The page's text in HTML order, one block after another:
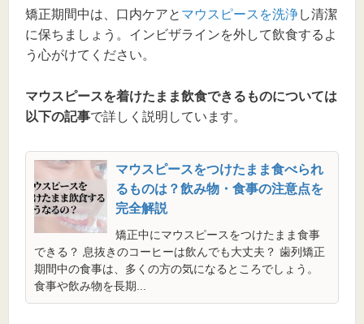
矯正期間中は、口内ケアと マウスピースを洗浄し清潔
に保ちましょう。インビザラインを外して飲食するよ
う心がけてください。
マウスピースを着けたまま飲食できるものについては
以下の記事で詳しく説明しています。
マウスピースをつけたまま食べられ
るものは？飲み物・食事の注意点を
完全解説
矯正中にマウスピースをつけたまま食事
できる？ 息抜きのコーヒーは飲んでも大丈夫？ 歯列矯正
期間中の食事は、多くの方の気になるところでしょう。
食事や飲み物を長期...